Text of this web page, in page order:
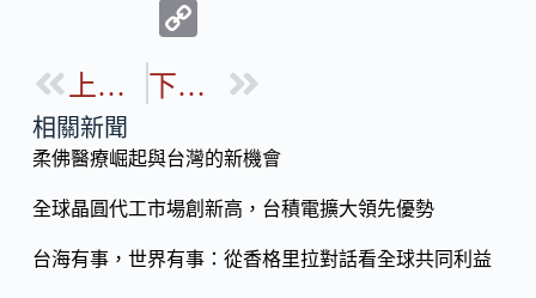
b
o
k
p
Li
n
k
上一篇 下一篇
相關新聞
柔佛醫療崛起與台灣的新機會
全球晶圓代工市場創新高，台積電擴大領先優勢
台海有事，世界有事：從香格里拉對話看全球共同利益